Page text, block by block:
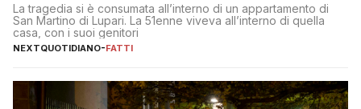
La tragedia si è consumata all’interno di un appartamento di
San Martino di Lupari. La 51enne viveva all’interno di quella
casa, con i suoi genitori
NEXTQUOTIDIANO-FATTI